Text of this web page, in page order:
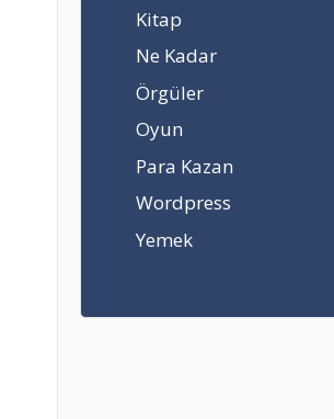
Kitap
Ne Kadar
Örgüler
Oyun
Para Kazan
Wordpress
Yemek